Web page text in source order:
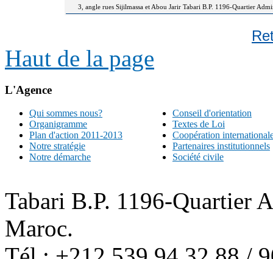
3, angle rues Sijilmassa et Abou Jarir Tabari B.P. 1196-Quartier
Haut de la page
L'Agence
Qui sommes nous?
Organigramme
Plan d'action 2011-2013
Notre stratégie
Notre démarche
Conseil d'orientation
Textes de Loi
Coopération
Partenaires institutionnels
Société civile
Tabari B.P. 1196-Quartier
Maroc.